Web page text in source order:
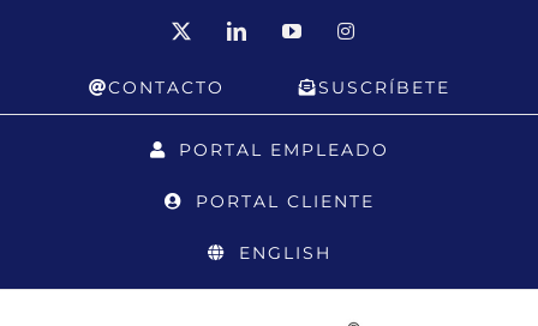
LinkedInYouTubeInstagram
CONTACTO SUSCRÍBETE
PORTAL EMPLEADO
PORTAL CLIENTE
ENGLISH